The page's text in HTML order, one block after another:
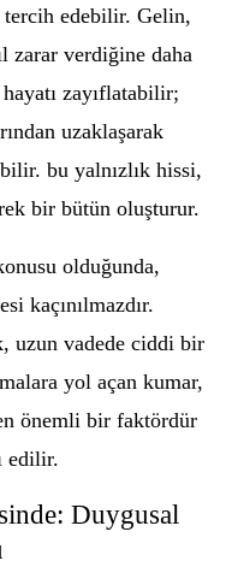
tercih edebilir. Gelin,
zarar verdiğine daha
zayıflatabilir;
uzaklaşarak
bu yalnızlık hissi,
bir bütün oluşturur.
olduğunda,
kaçınılmazdır.
uzun vadede ciddi bir
yol açan kumar,
önemli bir faktördür
edilir.
Duygusal